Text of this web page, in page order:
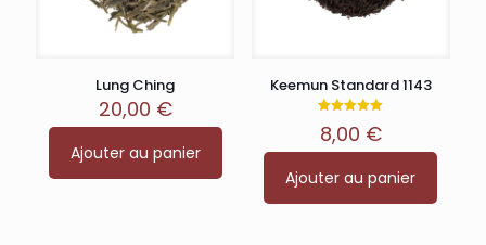
Lung Ching
20,00 €
Ajouter au panier
Keemun Standard 1143
5.00
sur 5
8,00 €
Ajouter au panier